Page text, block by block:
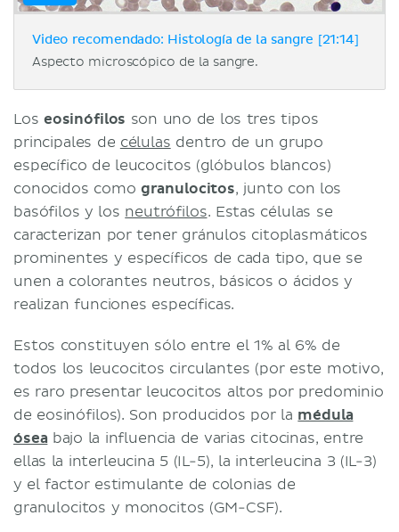
Video recomendado: Histología de la sangre [21:14]
Aspecto microscópico de la sangre.
Los eosinófilos son uno de los tres tipos
principales de células dentro de un grupo
específico de leucocitos (glóbulos blancos)
conocidos como granulocitos, junto con los
basófilos y los neutrófilos. Estas células se
caracterizan por tener gránulos citoplasmáticos
prominentes y específicos de cada tipo, que se
unen a colorantes neutros, básicos o ácidos y
realizan funciones específicas.
Estos constituyen sólo entre el 1% al 6% de
todos los leucocitos circulantes (por este motivo,
es raro presentar leucocitos altos por predominio
de eosinófilos). Son producidos por la médula
ósea bajo la influencia de varias citocinas, entre
ellas la interleucina 5 (IL-5), la interleucina 3 (IL-3)
y el factor estimulante de colonias de
granulocitos y monocitos (GM-CSF).